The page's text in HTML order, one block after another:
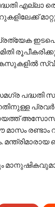
എല്ലാ
പദ്ധതി
രണ്ടാം